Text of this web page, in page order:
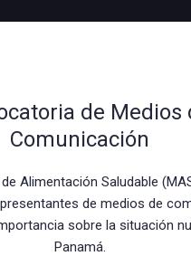
de Medios
Comunicación
Alimentación Saludable
de medios de
sobre la situación
Panamá.